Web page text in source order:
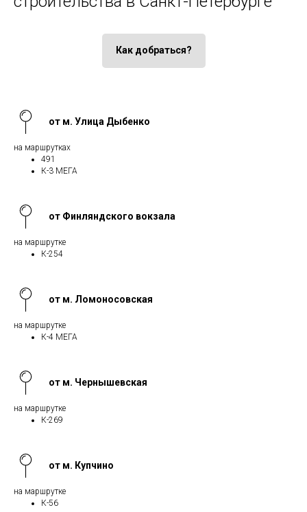
Как добраться?
от м. Улица Дыбенко
на маршрутках
491
К-3 МЕГА
от Финляндского вокзала
на маршрутке
К-254
от м. Ломоносовская
на маршрутке
К-4 МЕГА
от м. Чернышевская
на маршрутке
К-269
от м. Купчино
на маршрутке
К-56